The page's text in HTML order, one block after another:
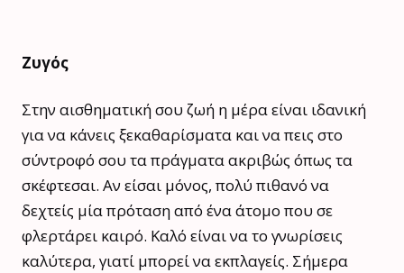
Ζυγός
Στην αισθηματική σου ζωή η μέρα είναι ιδανική
για να κάνεις ξεκαθαρίσματα και να πεις στο
σύντροφό σου τα πράγματα ακριβώς όπως τα
σκέφτεσαι. Αν είσαι μόνος, πολύ πιθανό να
δεχτείς μία πρόταση από ένα άτομο που σε
φλερτάρει καιρό. Καλό είναι να το γνωρίσεις
καλύτερα, γιατί μπορεί να εκπλαγείς. Σήμερα